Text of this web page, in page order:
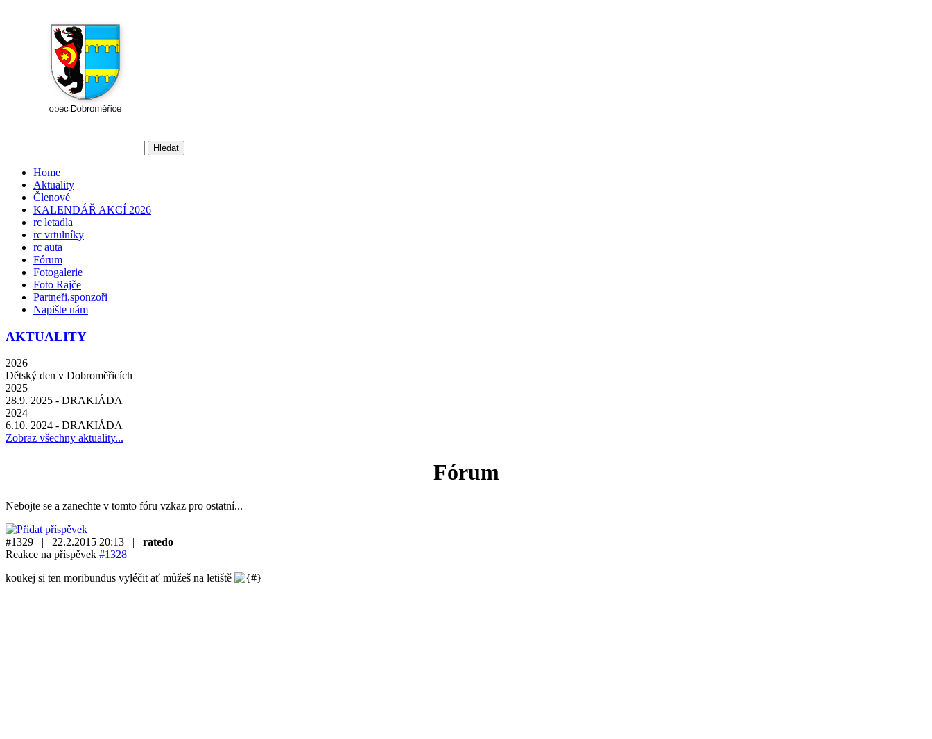
Home
Aktuality
Členové
KALENDÁŘ AKCÍ 2026
rc letadla
rc vrtulníky
rc auta
Fórum
Fotogalerie
Foto Rajče
Partneři,sponzoři
Napište nám
AKTUALITY
2026
Dětský den v Dobroměřicích
2025
28.9. 2025 - DRAKIÁDA
2024
6.10. 2024 - DRAKIÁDA
Zobraz všechny aktuality...
Fórum
Nebojte se a zanechte v tomto fóru vzkaz pro ostatní...
#1329 | 22.2.2015 20:13 | ratedo
Reakce na příspěvek #1328
koukej si ten moribundus vyléčit ať můžeš na letiště